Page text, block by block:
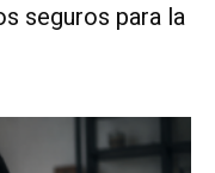
seguros para la